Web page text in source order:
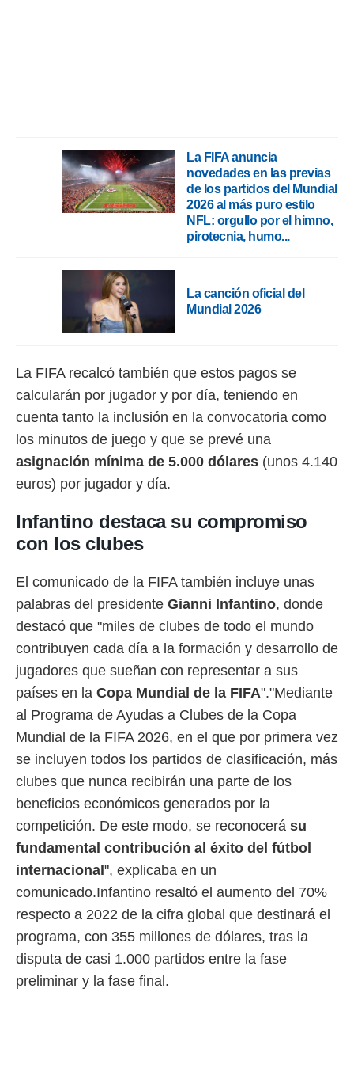
La FIFA anuncia
novedades en las previas
de los partidos del Mundial
2026 al más puro estilo
NFL: orgullo por el himno,
pirotecnia, humo...
La canción oficial del
Mundial 2026
La FIFA recalcó también que estos pagos se
calcularán por jugador y por día, teniendo en
cuenta tanto la inclusión en la convocatoria como
los minutos de juego y que se prevé una
asignación mínima de 5.000 dólares (unos 4.140
euros) por jugador y día.
Infantino destaca su compromiso
con los clubes
El comunicado de la FIFA también incluye unas
palabras del presidente Gianni Infantino, donde
destacó que "miles de clubes de todo el mundo
contribuyen cada día a la formación y desarrollo de
jugadores que sueñan con representar a sus
países en la Copa Mundial de la FIFA"."Mediante
al Programa de Ayudas a Clubes de la Copa
Mundial de la FIFA 2026, en el que por primera vez
se incluyen todos los partidos de clasificación, más
clubes que nunca recibirán una parte de los
beneficios económicos generados por la
competición. De este modo, se reconocerá su
fundamental contribución al éxito del fútbol
internacional ", explicaba en un
comunicado.Infantino resaltó el aumento del 70%
respecto a 2022 de la cifra global que destinará el
programa, con 355 millones de dólares, tras la
disputa de casi 1.000 partidos entre la fase
preliminar y la fase final.